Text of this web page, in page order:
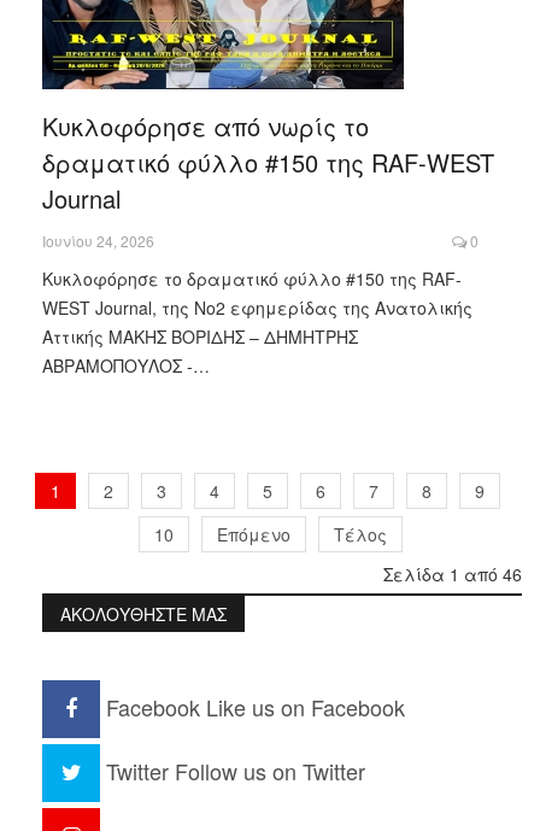
Κυκλοφόρησε από νωρίς το
δραματικό φύλλο #150 της RAF-WEST
Journal
Ιουνίου 24, 2026 0
Κυκλοφόρησε το δραματικό φύλλο #150 της RAF-
WEST Journal, της Νο2 εφημερίδας της Ανατολικής
Αττικής ΜΑΚΗΣ ΒΟΡΙΔΗΣ – ΔΗΜΗΤΡΗΣ
ΑΒΡΑΜΟΠΟΥΛΟΣ -…
1 2 3 4 5 6 7 8
9
10
Επόμενο
Τέλος
Σελίδα 1 από 46
ΑΚΟΛΟΥΘΗΣΤΕ ΜΑΣ
Facebook Like us on Facebook
Twitter Follow us on Twitter